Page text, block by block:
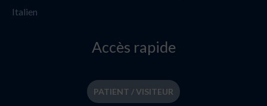
Italien
Accès rapide
PATIENT / VISITEUR